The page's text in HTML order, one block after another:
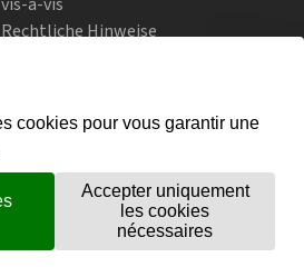
Rechtliche Hinweise
Instagram
flickr